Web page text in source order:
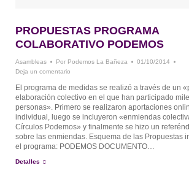
PROPUESTAS PROGRAMA
COLABORATIVO PODEMOS
Asambleas Por Podemos La Bañeza
01/10/2014
Deja un comentario
El programa de medidas se realizó a través de un
elaboración colectivo en el que han participado
personas». Primero se realizaron aportaciones
individual, luego se incluyeron «enmiendas
Círculos Podemos» y finalmente se hizo un
sobre las enmiendas. Esquema de las Propuestas
el programa: PODEMOS DOCUMENTO…
Detalles